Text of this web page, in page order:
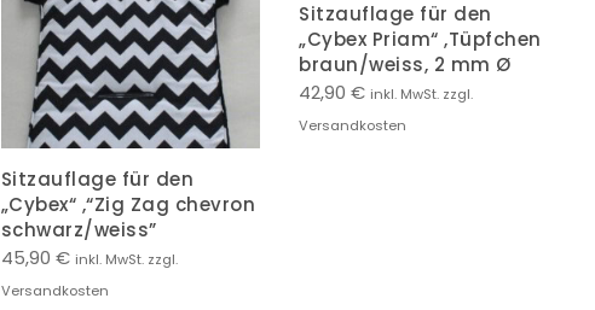
Sitzauflage für den
„Cybex“ ,“Zig Zag chevron
schwarz/weiss”
45,90 € inkl. MwSt. zzgl.
Versandkosten
Sitzauflage für den
„Cybex Priam“ ,Tüpfchen
braun/weiss, 2 mm Ø
42,90€ inkl. MwSt. zzgl.
Versandkosten